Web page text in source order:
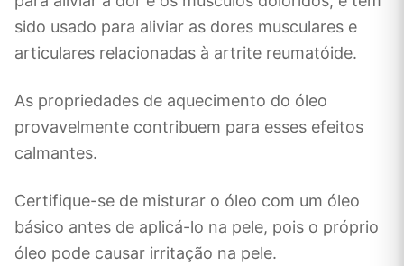
sido usado para aliviar as dores musculares e
articulares relacionadas à artrite reumatóide.
As propriedades de aquecimento do óleo
provavelmente contribuem para esses efeitos
calmantes.
Certifique-se de misturar o óleo com um óleo
básico antes de aplicá-lo na pele, pois o próprio
óleo pode causar irritação na pele.